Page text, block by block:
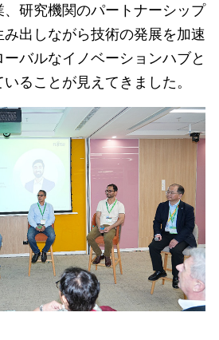
、研究機関のパートナーシップ
出しながら技術の発展を加速
バルなイノベーションハブと
ることが見えてきました。